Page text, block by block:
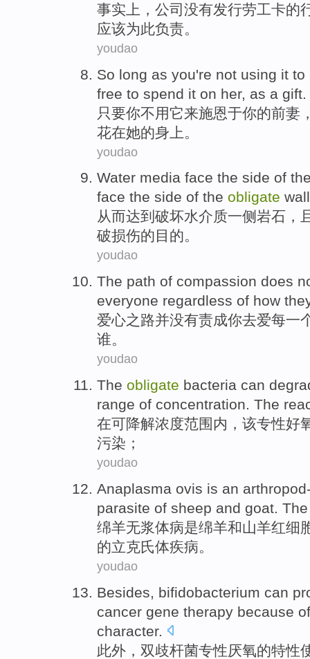
事实上， 公司 没有发行劳工卡的
应该为此负责。
youdao
So long as you're not using it to
free to spend it on her, as a gift
只要你不用它来施恩于你的前妻
花在她的身上。
youdao
Water media face the side of
face the side of the obligate
从而达到破坏水介质一侧岩石 ，
破损伤的目的。
youdao
The path of compassion does
everyone regardless of how
爱心之路并没有责成你去爱每一
谁。
youdao
The obligate bacteria can
range of concentration. The
在可降解浓度范围内 ， 该专性好
污染；
youdao
Anaplasma ovis is an
parasite of sheep and goat.
绵羊无浆体病是绵羊和山羊红细
的立克氏体疾病。
youdao
Besides bifidobacterium can
cancer gene therapy because of
character.
此外 ， 双歧杆菌专性厌氧的特性